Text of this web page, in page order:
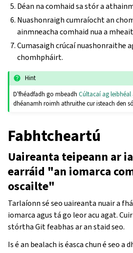
Déan na comhaid sa stór a
Nuashonraigh cumraíocht an
ainmneacha comhaid nua a
Cumasaigh crúcaí nuashonraithe
chomhpháirt.
Hint
D'fhéadfadh go mbeadhCúltacaí ag
dhéanamh roimh athruithe cur isteach den
Fabhtcheartú
Uaireanta teipeann ar
earráid "an iomarca
oscailte"
Tarlaíonn sé seo uaireanta nuair a
iomarca agus tá go leor acu agat.
stórtha Git feabhas ar an staid seo.
Is é an bealach is éasca chun é seo a